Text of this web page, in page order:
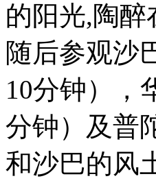
的阳光,陶
随后参观沙
10分钟），
分钟）及普
和沙巴的风